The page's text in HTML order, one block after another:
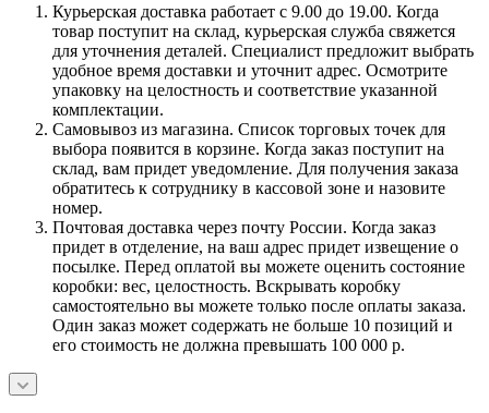
Курьерская доставка работает с 9.00 до 19.00. Когда
товар поступит на склад, курьерская служба свяжется
для уточнения деталей. Специалист предложит выбрать
удобное время доставки и уточнит адрес. Осмотрите
упаковку на целостность и соответствие указанной
комплектации.
Самовывоз из магазина. Список торговых точек для
выбора появится в корзине. Когда заказ поступит на
склад, вам придет уведомление. Для получения заказа
обратитесь к сотруднику в кассовой зоне и назовите
номер.
Почтовая доставка через почту России. Когда заказ
придет в отделение, на ваш адрес придет извещение о
посылке. Перед оплатой вы можете оценить состояние
коробки: вес, целостность. Вскрывать коробку
самостоятельно вы можете только после оплаты заказа.
Один заказ может содержать не больше 10 позиций и
его стоимость не должна превышать 100 000 р.